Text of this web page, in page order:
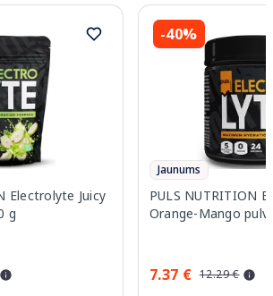
Electrolyte Juicy
g
-40%
Jaunums
PULS NUTRITION
Orange-Mango
7.37 € 12.29 €